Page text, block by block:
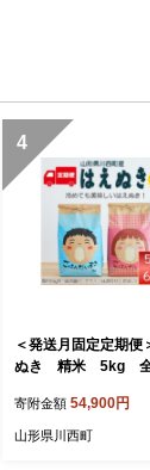
4
＜発送月固定定期便
ぬき 精米 5kg
寄附金額 54,900円
山形県川西町